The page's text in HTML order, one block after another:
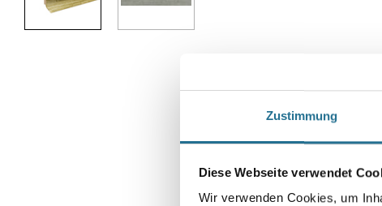
Zustimmung
Diese Webseite verwendet
Wir verwenden Cookies, um